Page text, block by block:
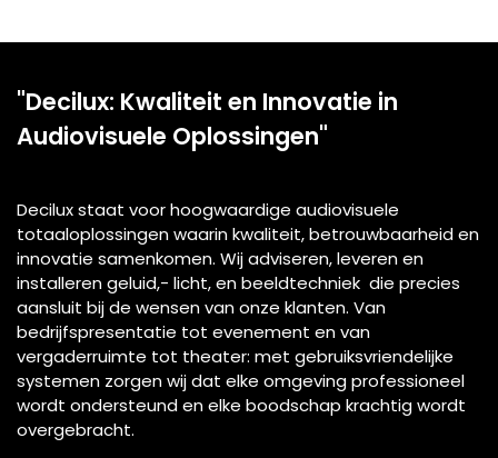
"Decilux: Kwaliteit en Innovatie in
Audiovisuele Oplossingen"
Decilux staat voor hoogwaardige audiovisuele
totaaloplossingen waarin kwaliteit, betrouwbaarheid en
innovatie samenkomen. Wij adviseren, leveren en
installeren geluid,- licht, en beeldtechniek die precies
aansluit bij de wensen van onze klanten. Van
bedrijfspresentatie tot evenement en van
vergaderruimte tot theater: met gebruiksvriendelijke
systemen zorgen wij dat elke omgeving professioneel
wordt ondersteund en elke boodschap krachtig wordt
overgebracht.